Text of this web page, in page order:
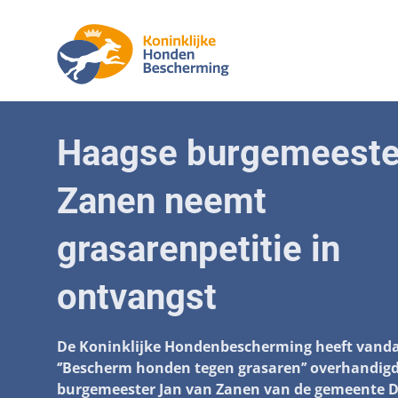
Aanpak
Betaalbare
Landelijk
Verplichte
Haagse
Zanen neemt
grasarenpetitie in
ontvangst
De Koninklijke Hondenbescherming heeft
‘’Bescherm honden tegen grasaren’’
burgemeester Jan van Zanen van de gemeente